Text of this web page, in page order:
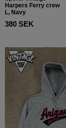
Harpers Ferry crew
L, Navy
380 SEK